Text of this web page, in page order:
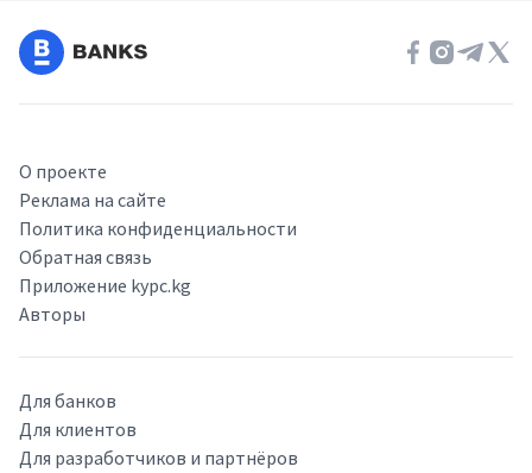
О проекте
Реклама на сайте
Политика конфиденциальности
Обратная связь
Приложение kypc.kg
Авторы
Для банков
Для клиентов
Для разработчиков и партнёров